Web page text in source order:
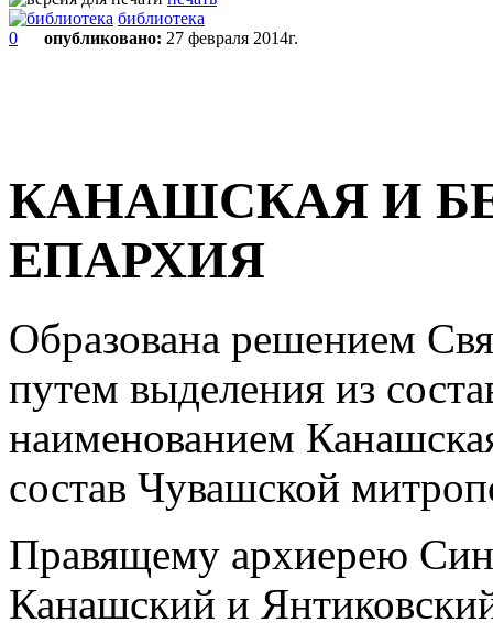
библиотека
0
опубликовано: 27 февраля 2014г.
КАНАШСКАЯ И
ЕПАРХИЯ
Образована решением
путем выделения из
наименованием
состав Чувашской
Правящему архиерею
Канашский и